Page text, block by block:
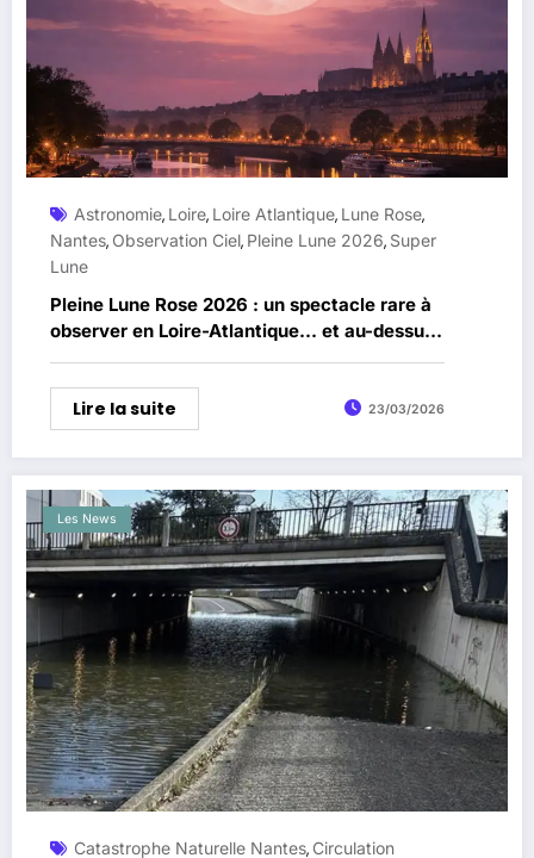
Astronomie, Loire, Loire Atlantique, Lune Rose,
Nantes, Observation Ciel, Pleine Lune 2026, Super
Lune
Pleine Lune Rose 2026 : un spectacle rare à
observer en Loire-Atlantique… et au-dessus
de la Loire
Lire la suite 23/03/2026
Les News
Catastrophe Naturelle Nantes, Circulation